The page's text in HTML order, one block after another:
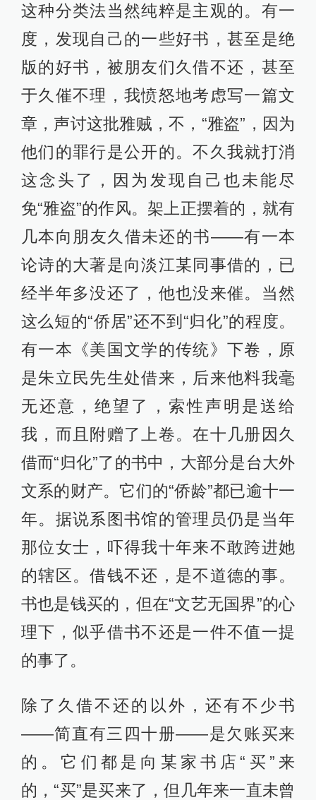
这种分类法当然纯粹是主观的。有一
度，发现自己的一些好书，甚至是绝
版的好书，被朋友们久借不还，甚至
于久催不理，我愤怒地考虑写一篇文
章，声讨这批雅贼，不，“雅盗”，因为
他们的罪行是公开的。不久我就打消
这念头了，因为发现自己也未能尽
免“雅盗”的作风。架上正摆着的，就有
几本向朋友久借未还的书——有一本
论诗的大著是向淡江某同事借的，已
经半年多没还了，他也没来催。当然
这么短的“侨居”还不到“归化”的程度。
有一本《美国文学的传统》下卷，原
是朱立民先生处借来，后来他料我毫
无还意，绝望了，索性声明是送给
我，而且附赠了上卷。在十几册因久
借而“归化”了的书中，大部分是台大外
文系的财产。它们的“侨龄”都已逾十一
年。据说系图书馆的管理员仍是当年
那位女士，吓得我十年来不敢跨进她
的辖区。借钱不还，是不道德的事。
书也是钱买的，但在“文艺无国界”的心
理下，似乎借书不还是一件不值一提
的事了。
除了久借不还的以外，还有不少书
——简直有三四十册——是欠账买来
的。它们都是向某家书店“买”来
的，“买”是买来了，但几年来一直未曾